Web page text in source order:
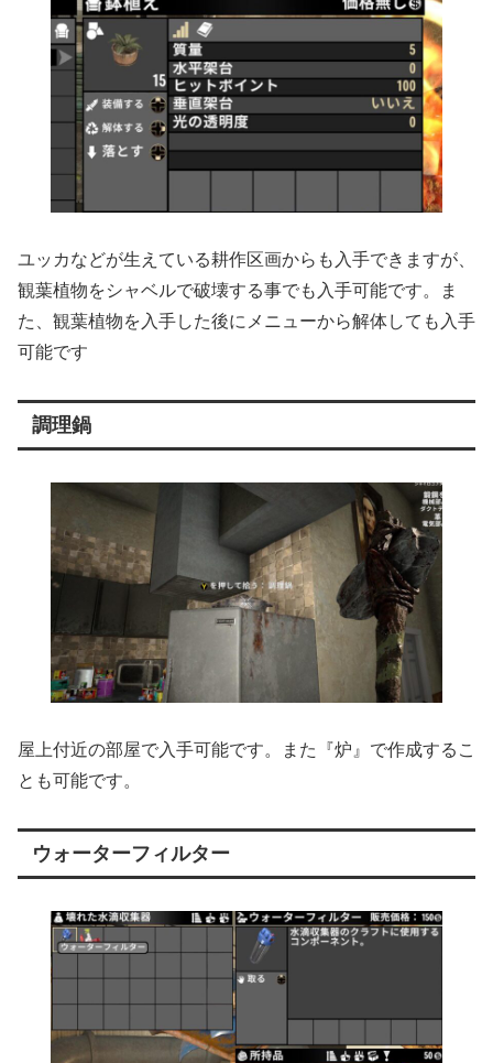
ユッカなどが生えている耕作区画からも入手できますが、
観葉植物をシャベルで破壊する事でも入手可能です。ま
た、観葉植物を入手した後にメニューから解体しても入手
可能です
調理鍋
屋上付近の部屋で入手可能です。また『炉』で作成するこ
とも可能です。
ウォーターフィルター